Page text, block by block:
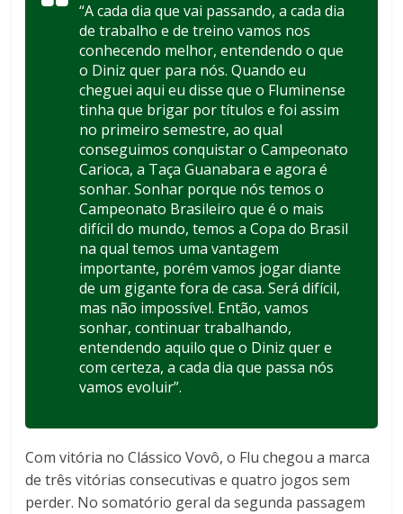
“A cada dia que vai passando, a cada dia
de trabalho e de treino vamos nos
conhecendo melhor, entendendo o que
o Diniz quer para nós. Quando eu
cheguei aqui eu disse que o Fluminense
tinha que brigar por títulos e foi assim
no primeiro semestre, ao qual
conseguimos conquistar o Campeonato
Carioca, a Taça Guanabara e agora é
sonhar. Sonhar porque nós temos o
Campeonato Brasileiro que é o mais
difícil do mundo, temos a Copa do Brasil
na qual temos uma vantagem
importante, porém vamos jogar diante
de um gigante fora de casa. Será difícil,
mas não impossível. Então, vamos
sonhar, continuar trabalhando,
entendendo aquilo que o Diniz quer e
com certeza, a cada dia que passa nós
vamos evoluir”.
Com vitória no Clássico Vovô, o Flu chegou a marca
de três vitórias consecutivas e quatro jogos sem
perder. No somatório geral da segunda passagem